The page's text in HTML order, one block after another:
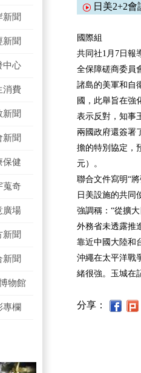
新聞
新聞
中心
消費
新聞
新聞
保健
蒐奇
廣場
新聞
新聞
物館
專欄
日美2+2
國際組
共同社1月7日報
全保障磋商委員
諸島的美軍和自
國，此舉旨在強
表示反對，知事
兩國政府還簽署
擔的特別協定，
元）。
聯合文件寫明“
日美設施的共同
強調稱：“從擴
外務省未透露推
靠近中國大陸和
沖繩在太平洋戰
緒很強。玉城在
分享：